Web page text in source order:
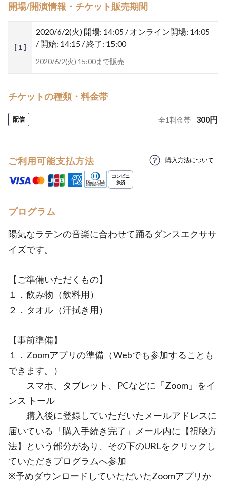
開場/開演情報・チケット販売期間
[ 1 ]
2020/6/2(火) 開場: 14:05 / オンライン開場: 14:05
/ 開始: 14:15 / 終了: 15:00
2020/6/2(火) 15:00まで販売
チケットの種類・料金帯
配信 全1料金帯 300円
ご利用可能支払方法 購入方法について
プログラム
陽気なラテンの音楽に合わせて踊るダンスエクササ
イズです。
【ご準備いただくもの】
１．飲み物（飲料用）
２．タオル（汗拭き用）
【事前準備】
１．Zoomアプリの準備（Webでも参加することも
できます。）
スマホ、タブレット、PCなどに「Zoom」をイ
ンス トール
購入後に登録していただいたメールアドレスに
届いている「購入手続き完了」メール内に【視聴方
法】という部分があり、その下のURLをクリックし
ていただきプログラムへ参加
※予めダウンロードしていただいたZoomアプリか